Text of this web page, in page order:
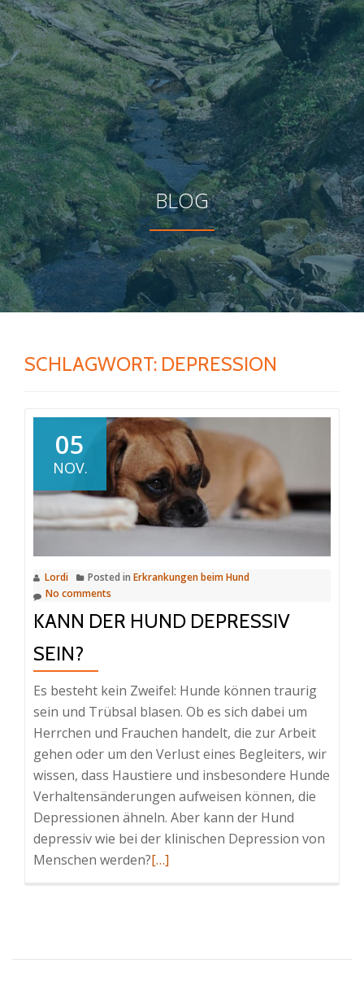
BLOG
SCHLAGWORT: DEPRESSION
05
NOV.
Lordi Posted in Erkrankungen beim Hund
No comments
KANN DER HUND DEPRESSIV
SEIN?
Es besteht kein Zweifel: Hunde können traurig
sein und Trübsal blasen. Ob es sich dabei um
Herrchen und Frauchen handelt, die zur Arbeit
gehen oder um den Verlust eines Begleiters, wir
wissen, dass Haustiere und insbesondere Hunde
Verhaltensänderungen aufweisen können, die
Depressionen ähneln. Aber kann der Hund
depressiv wie bei der klinischen Depression von
Menschen werden?Read
Hund
[…]